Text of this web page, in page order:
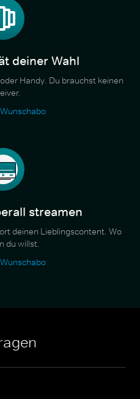
deiner Wahl
Handy. Du brauchst keinen
streamen
deinen Lieblingscontent. Wo
du willst.